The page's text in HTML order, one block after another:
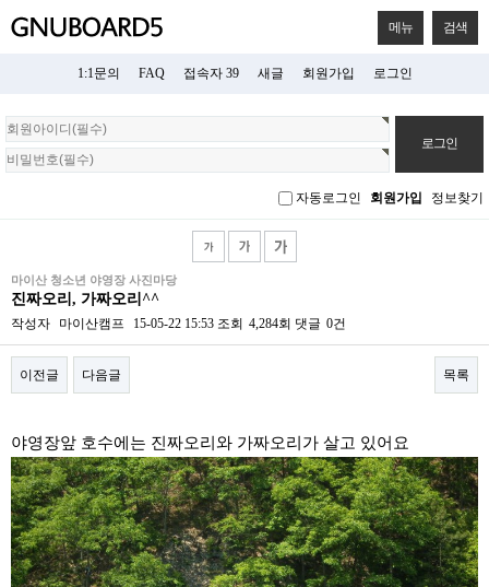
메뉴 검색
1:1문의 FAQ 접속자 39 새글 회원가입 로그인
회
원
로
자동로그인 회원가입 정보찾기
마이산 청소년 야영장 사진마당
진짜오리, 가짜오리^^
작성자 마이산캠프 15-05-22 15:53 조회 4,284회 댓글 0건
이전글 다음글 목록
야영장앞 호수에는 진짜오리와 가짜오리가 살고 있어요